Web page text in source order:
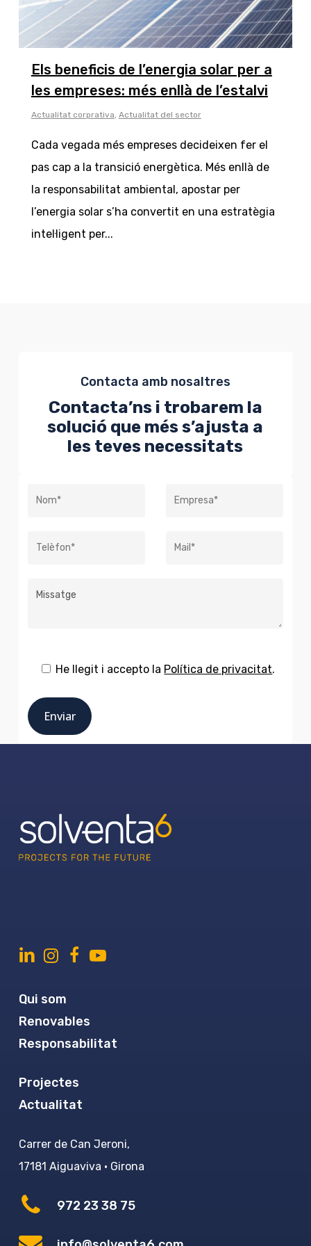
Els beneficis de l’energia solar per a
les empreses: més enllà de l’estalvi
Actualitat corprativa, Actualitat del sector
Cada vegada més empreses decideixen fer el
pas cap a la transició energètica. Més enllà de
la responsabilitat ambiental, apostar per
l’energia solar s’ha convertit en una estratègia
intel·ligent per...
Contacta amb nosaltres
Contacta’ns i trobarem la
solució que més s’ajusta a
les teves necessitats
He llegit i accepto la Política de privacitat.
Qui som
Renovables
Responsabilitat
Projectes
Actualitat
Carrer de Can Jeroni,
17181 Aiguaviva · Girona
972 23 38 75